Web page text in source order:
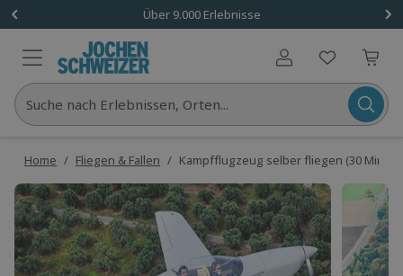
Über 9.000 Erlebnisse
Benutzerkonto
Suche nach Erlebnissen, Orten...
Home / Fliegen & Fallen / Kampfflugzeug selber fliegen (30 Min.)